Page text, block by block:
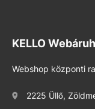
KELLO
Webshop központi
2225 Üllő,